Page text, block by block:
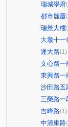
瑞城學府
都市麗廈
瑞景大樓
大墩十一
逢大路(1)
文心路一
東興路一
沙田路五
三榮路一
吉峰路(1)
中清東路